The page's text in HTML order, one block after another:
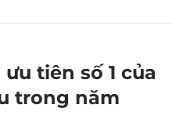
tiên số 1 của
trong năm